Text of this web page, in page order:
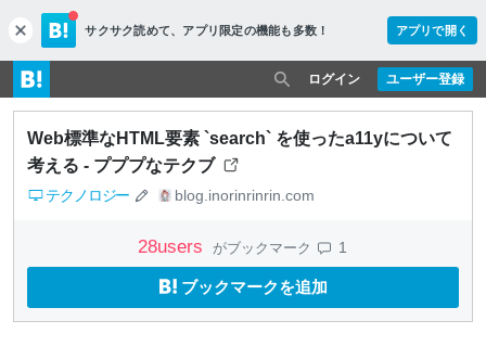
c
l
o
s
e
サクサク読めて、 アプリ限定の機能も多数！ アプリで開く
ユーザー登録
ログイン
Web標準なHTML要素 `search` を使ったa11yについて
考える - プププなテクブ
テクノロジー blog.inorinrinrin.com
28users がブックマーク 1
ブックマークを追加